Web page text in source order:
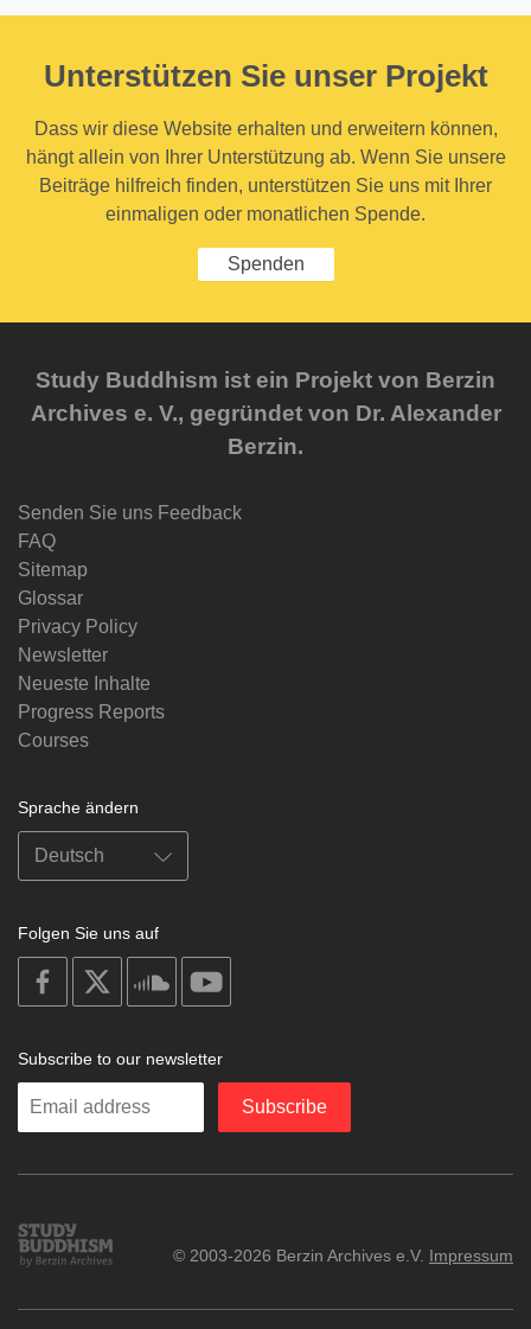
Unterstützen Sie unser Projekt
Dass wir diese Website erhalten und erweitern können,
hängt allein von Ihrer Unterstützung ab. Wenn Sie unsere
Beiträge hilfreich finden, unterstützen Sie uns mit Ihrer
einmaligen oder monatlichen Spende.
Spenden
Study Buddhism ist ein Projekt von Berzin
Archives e. V., gegründet von Dr. Alexander
Berzin.
Senden Sie uns Feedback
FAQ
Sitemap
Glossar
Privacy Policy
Newsletter
Neueste Inhalte
Progress Reports
Courses
Sprache ändern
Folgen Sie uns auf
on
facebook
soundcloud
Subscribe to our newsletter
Enter
Subscribe
Study
Buddhism
© 2003-2026 Berzin Archives e.V. Impressum